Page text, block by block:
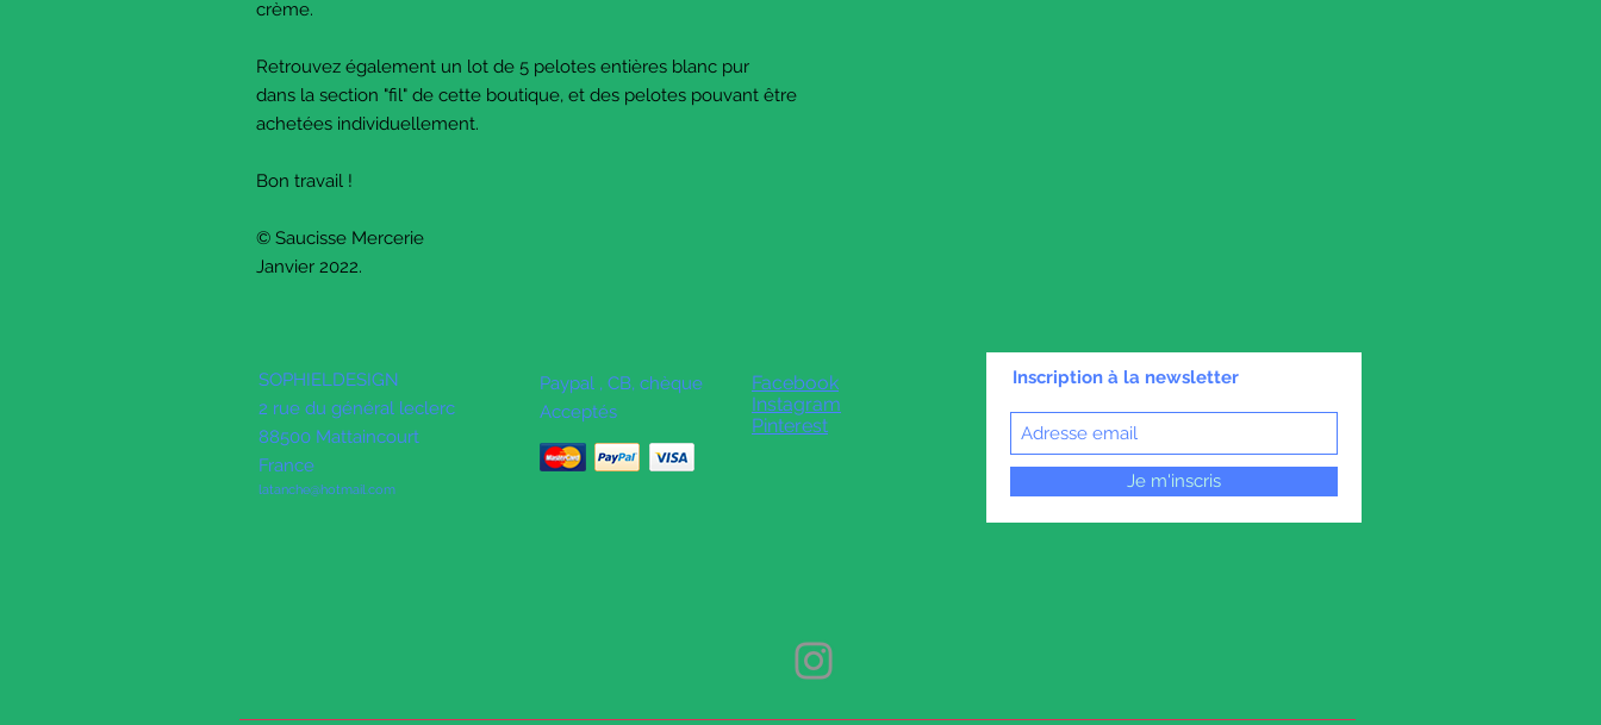
crème.
Retrouvez également un lot de 5 pelotes entières blanc pur
dans la section "fil" de cette boutique, et des pelotes pouvant être
achetées individuellement.
Bon travail !
© Saucisse Mercerie
Janvier 2022.
SOPHIELDESIGN
2 rue du général leclerc
88500 Mattaincourt
France
latanche@hotmail.com
Paypal , CB, chèque
Acceptés
Facebook
Instagram
Pinterest
Inscription à la newsletter
Je m'inscris